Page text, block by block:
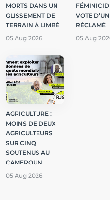
MORTS DANS UN
GLISSEMENT DE
TERRAIN À LIMBÉ
05 Aug 2026
VOTE
RÉCLAMÉ
05 Aug
AGRICULTURE :
MOINS DE DEUX
AGRICULTEURS
SUR CINQ
SOUTENUS AU
CAMEROUN
05 Aug 2026